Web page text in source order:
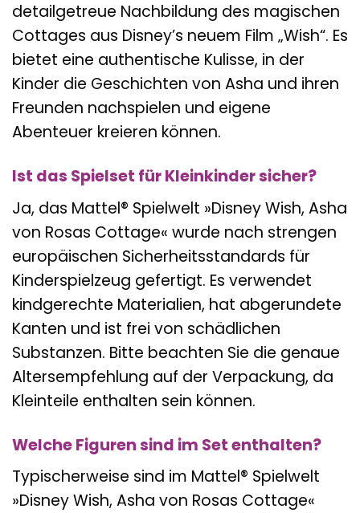
detailgetreue Nachbildung des magischen
Cottages aus Disney’s neuem Film „Wish“. Es
bietet eine authentische Kulisse, in der
Kinder die Geschichten von Asha und ihren
Freunden nachspielen und eigene
Abenteuer kreieren können.
Ist das Spielset für Kleinkinder sicher?
Ja, das Mattel® Spielwelt »Disney Wish, Asha
von Rosas Cottage« wurde nach strengen
europäischen Sicherheitsstandards für
Kinderspielzeug gefertigt. Es verwendet
kindgerechte Materialien, hat abgerundete
Kanten und ist frei von schädlichen
Substanzen. Bitte beachten Sie die genaue
Altersempfehlung auf der Verpackung, da
Kleinteile enthalten sein können.
Welche Figuren sind im Set enthalten?
Typischerweise sind im Mattel® Spielwelt
»Disney Wish, Asha von Rosas Cottage«